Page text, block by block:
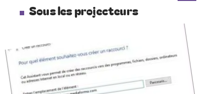
Sous les projecteurs